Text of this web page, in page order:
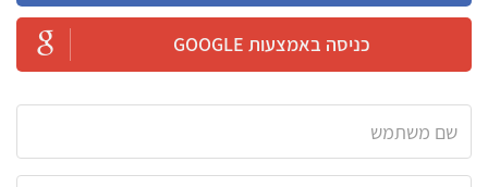
כניסה באמצעות GOOGLE